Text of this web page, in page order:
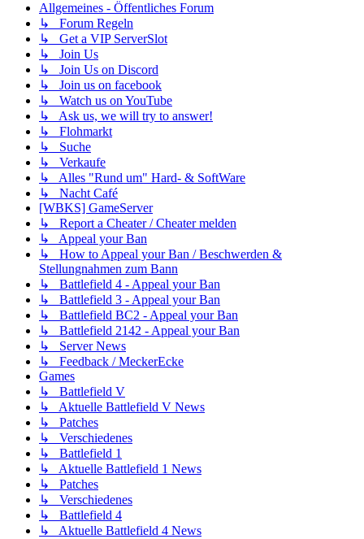
Allgemeines - Öffentliches Forum
↳ Forum Regeln
↳ Get a VIP ServerSlot
↳ Join Us
↳ Join Us on Discord
↳ Join us on facebook
↳ Watch us on YouTube
↳ Ask us, we will try to answer!
↳ Flohmarkt
↳ Suche
↳ Verkaufe
↳ Alles "Rund um" Hard- & SoftWare
↳ Nacht Café
[WBKS] GameServer
↳ Report a Cheater / Cheater melden
↳ Appeal your Ban
↳ How to Appeal your Ban / Beschwerden &
Stellungnahmen zum Bann
↳ Battlefield 4 - Appeal your Ban
↳ Battlefield 3 - Appeal your Ban
↳ Battlefield BC2 - Appeal your Ban
↳ Battlefield 2142 - Appeal your Ban
↳ Server News
↳ Feedback / MeckerEcke
Games
↳ Battlefield V
↳ Aktuelle Battlefield V News
↳ Patches
↳ Verschiedenes
↳ Battlefield 1
↳ Aktuelle Battlefield 1 News
↳ Patches
↳ Verschiedenes
↳ Battlefield 4
↳ Aktuelle Battlefield 4 News